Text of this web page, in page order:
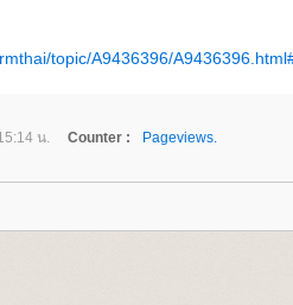
topic/A9436396/
น. Counter :
Pageviews.